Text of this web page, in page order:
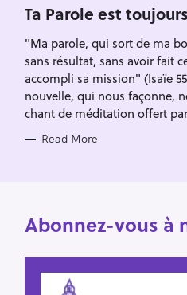
O
R
E
S
Ta Parole est
"Ma parole, qui sort de ma
sans résultat, sans avoir fait
accompli sa mission" (Isaïe
nouvelle, qui nous façonne,
chant de méditation offert
Read More
Abonnez-vous à
h
f
o
r
: